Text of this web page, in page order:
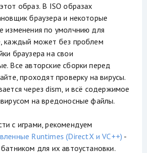
образ. В ISO образах
браузера и некоторые
изменения по умолчнию для
каждый может без проблем
браузера на свои
Все авторские сборки перед
проходят проверку на вирусы.
через dism, и всё содержимое
на вредоносные файлы.
с играми, рекомендуем
Runtimes (DirectX и VC++) -
для их автоустановки.